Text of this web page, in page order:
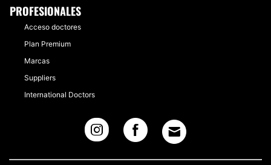
PROFESIONALES
Acceso doctores
Plan Premium
Marcas
Suppliers
International Doctors